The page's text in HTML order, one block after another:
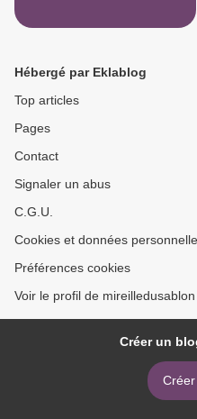
Hébergé par Eklablog
Top articles
Pages
Contact
Signaler un abus
C.G.U.
Cookies et données
Préférences cookies
Voir le profil de
Créer un